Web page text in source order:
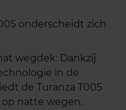
onderscheidt zich
wegdek: Dankzij
in de
de Turanza T005
natte wegen.